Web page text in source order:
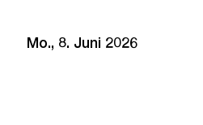
Mo., 8. Juni 2026